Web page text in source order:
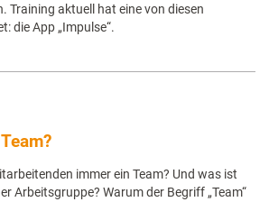
Training aktuell hat eine von diesen
die App „Impulse“.
immer ein Team? Und was ist
Arbeitsgruppe? Warum der Begriff „Team“